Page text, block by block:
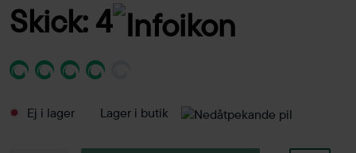
Skick: 4
Ej i lager Lager i butik